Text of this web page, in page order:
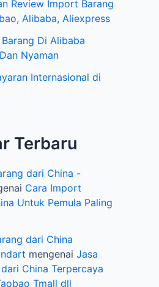
Review Import Barang
Alibaba, Aliexpress
Di Alibaba
Nyaman
Internasional di
Terbaru
dari China -
Cara Import
Untuk Pemula Paling
dari China
mengenai Jasa
China Terpercaya
Tmall dll